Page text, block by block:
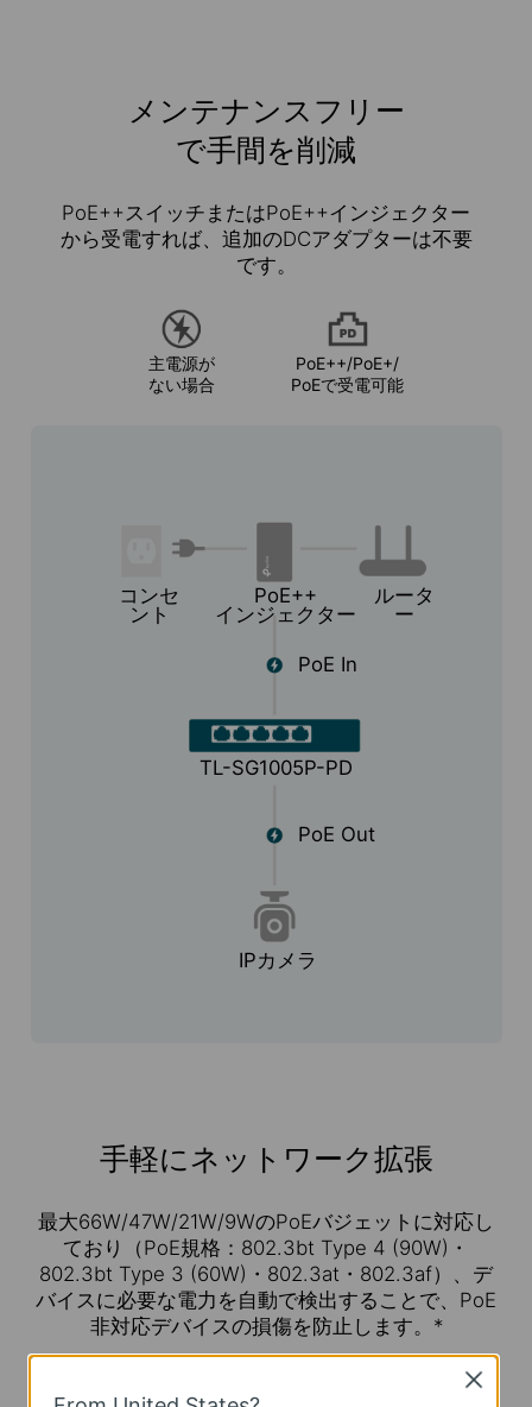
コンセ
ント
PoE++
インジェクター
ルータ
ー
PoE In
TL-SG1005P-PD
PoE Out
IPカメラ
メンテナンスフリー
で手間を削減
PoE++スイッチまたはPoE++インジェクター
から受電すれば、追加のDCアダプターは不要
です。
主電源が
ない場合
PoE++/PoE+/
PoEで受電可能
手軽にネットワーク拡張
最大66W/47W/21W/9WのPoEバジェットに対応し
ており（PoE規格：802.3bt Type 4 (90W)・
802.3bt Type 3 (60W)・802.3at・802.3af）、デ
バイスに必要な電力を自動で検出することで、PoE
非対応デバイスの損傷を防止します。*
Close